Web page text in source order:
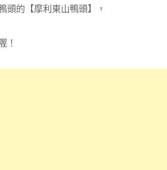
頭的【摩利東山鴨頭】，
！